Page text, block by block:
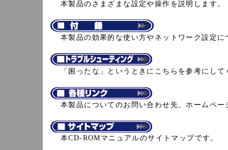
本製品のさまざまな設定や操作を説明します。
本製品の効果的な使い方やネットワーク設定に
「困ったな」というときにこちらを参考にして
本製品についてのお問い合わせ先、ホームペ
本CD-ROMマニュアルのサイトマップです。